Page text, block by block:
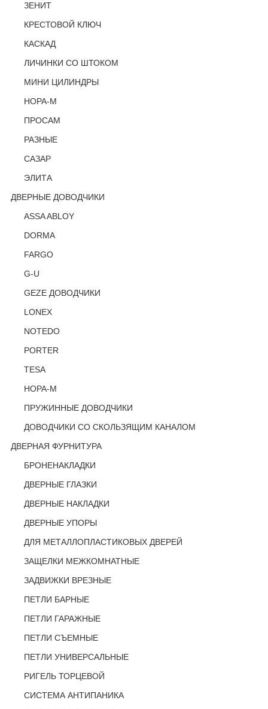
ЗЕНИТ
КРЕСТОВОЙ КЛЮЧ
КАСКАД
ЛИЧИНКИ СО ШТОКОМ
МИНИ ЦИЛИНДРЫ
НОРА-М
ПРОСАМ
РАЗНЫЕ
САЗАР
ЭЛИТА
ДВЕРНЫЕ ДОВОДЧИКИ
ASSA ABLOY
DORMA
FARGO
G-U
GEZE ДОВОДЧИКИ
LONEX
NOTEDO
PORTER
TESA
НОРА-М
ПРУЖИННЫЕ ДОВОДЧИКИ
ДОВОДЧИКИ СО СКОЛЬЗЯЩИМ КАНАЛОМ
ДВЕРНАЯ ФУРНИТУРА
БРОНЕНАКЛАДКИ
ДВЕРНЫЕ ГЛАЗКИ
ДВЕРНЫЕ НАКЛАДКИ
ДВЕРНЫЕ УПОРЫ
ДЛЯ МЕТАЛЛОПЛАСТИКОВЫХ ДВЕРЕЙ
ЗАЩЕЛКИ МЕЖКОМНАТНЫЕ
ЗАДВИЖКИ ВРЕЗНЫЕ
ПЕТЛИ БАРНЫЕ
ПЕТЛИ ГАРАЖНЫЕ
ПЕТЛИ СЪЕМНЫЕ
ПЕТЛИ УНИВЕРСАЛЬНЫЕ
РИГЕЛЬ ТОРЦЕВОЙ
СИСТЕМА АНТИПАНИКА